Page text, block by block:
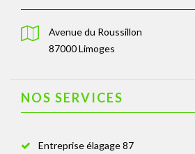
Avenue du Roussillon
87000 Limoges
NOS SERVICES
Entreprise élagage 87